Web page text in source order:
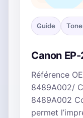
Guide
Canon
Référence
8489A002/
8489A002
permet